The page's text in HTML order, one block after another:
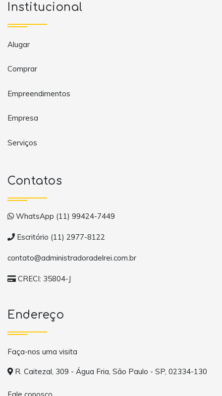
Institucional
Alugar
Comprar
Empreendimentos
Empresa
Serviços
Contatos
WhatsApp (11) 99424-7449
Escritório (11) 2977-8122
contato@administradoradelrei.com.br
CRECI: 35804-J
Endereço
Faça-nos uma visita
R. Caitezal, 309 - Água Fria, São Paulo - SP, 02334-130